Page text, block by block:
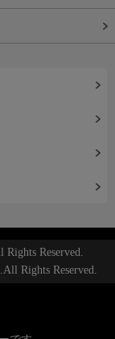
Reserved.
Rights Reserved.